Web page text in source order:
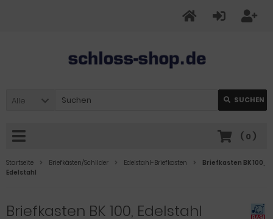
Alle SUCHEN
( 0 )
Startseite Briefkästen/Schilder Edelstahl-Briefkasten
Briefkasten BK 100,
Edelstahl
Briefkasten BK 100, Edelstahl